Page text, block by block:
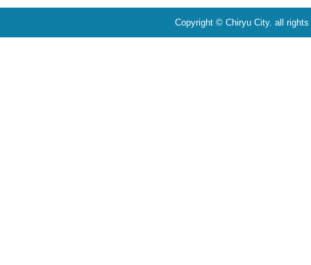
Copyright © Chiryu City. all rights